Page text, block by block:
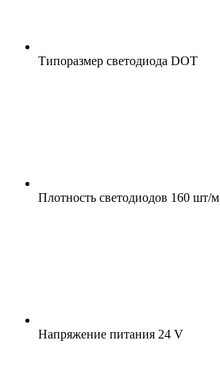
Типоразмер светодиода DOT
Плотность светодиодов 160 шт/м
Напряжение питания 24 V